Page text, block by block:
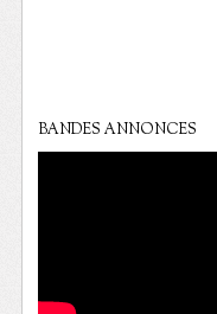
BANDES ANNONCES